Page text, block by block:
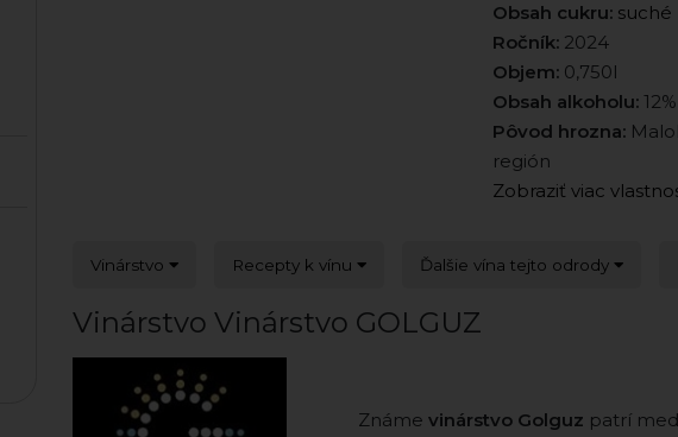
Obsah cukru: suché
Ročník:2024
Objem:0,750l
Obsah alkoholu:12%
Pôvod hrozna:
región
Zobraziť viac
Vinárstvo Recepty k vínu Ďalšie vína tejto odrody
Vinárstvo Vinárstvo GOLGUZ
Známe vinárstvo Golguz patrí